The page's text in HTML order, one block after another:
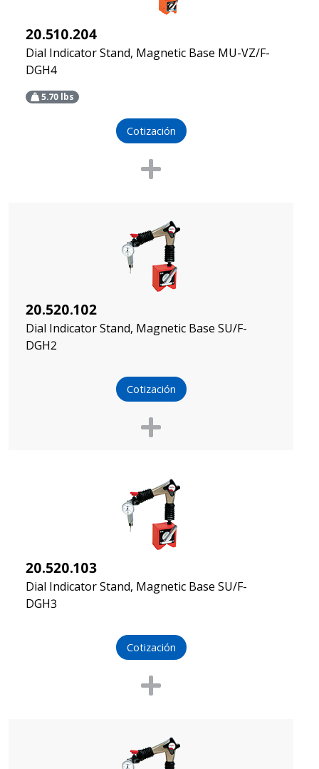
20.510.204
Dial Indicator Stand, Magnetic Base MU-VZ/F-
DGH4
5.70 lbs
Cotización
20.520.102
Dial Indicator Stand, Magnetic Base SU/F-
DGH2
Cotización
20.520.103
Dial Indicator Stand, Magnetic Base SU/F-
DGH3
Cotización